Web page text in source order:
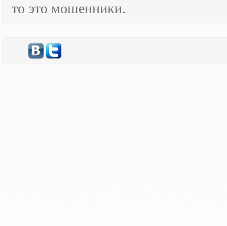
то это мошенники.